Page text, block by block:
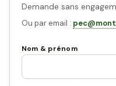
Demande sans
Ou par email :
Nom & prénom